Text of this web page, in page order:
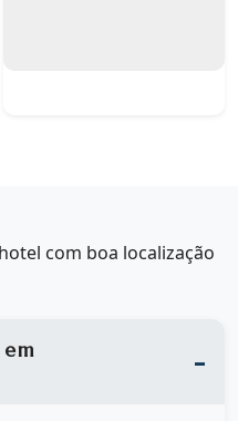
com boa localização